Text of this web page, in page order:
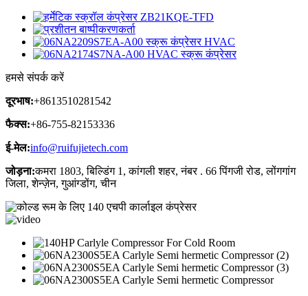
हमसे संपर्क करें
दूरभाष:+8613510281542
फैक्स:+86-755-82153336
ई-मेल:info@ruifujietech.com
जोड़ना:कमरा 1803, बिल्डिंग 1, कांगली शहर, नंबर . 66 पिंगजी रोड, लोंगगांग
जिला, शेन्ज़ेन, गुआंग्डोंग, चीन